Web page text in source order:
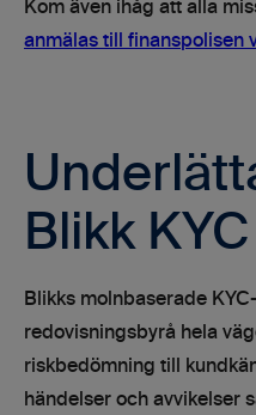
Kom även ihåg att alla
anmälas till finanspolisen
Blikk
Blikks molnbaserade
redovisningsbyrå hela
riskbedömning till
händelser och avvikelser